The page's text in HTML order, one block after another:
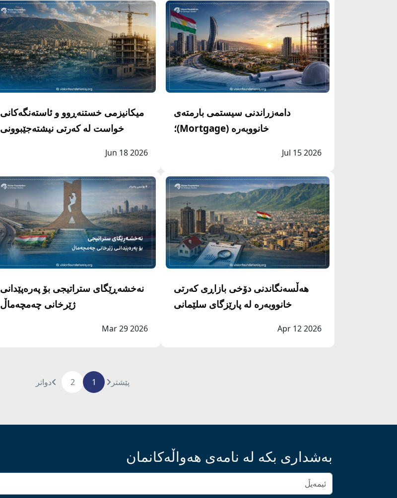
دامه‌زراندنى سيستمى بارمتەی
خانووبەرە (Mortgage)؛
چالاککردنەوەی بازاڕی نیشتەجێبوون و
تمویل
Jul 15 2026
میکانیزمی خستنەڕوو و ئاستەنگەکانی
خواست لە کەرتی نیشتەجێبوونی
Jun 18 2026
هەڵسەنگاندنی دۆخی بازاڕی کەرتی
خانووبەرە لە پارێزگای سلێمانی
Apr 12 2026
نەخشەڕێگای ستراتیجی بۆ پەرەپێدانی
ژێرخانی چەمچەماڵ
Mar 29 2026
پێشتر 1
2 دواتر
بەشداری بکە لە نامەی هەواڵەکانمان